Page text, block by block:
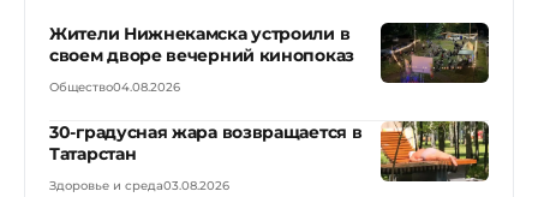
Жители Нижнекамска устроили в
своем дворе вечерний кинопоказ
Общество04.08.2026
30-градусная жара возвращается в
Татарстан
Здоровье и среда03.08.2026